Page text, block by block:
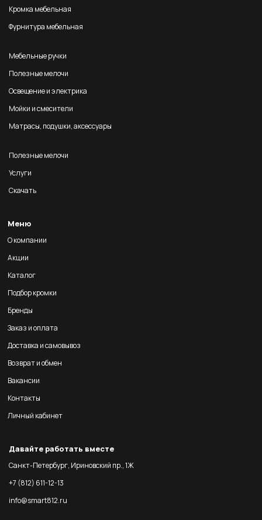
Кромка мебельная
Фурнитура мебельная
Мебельные ручки
Полезные мелочи
Освещение и электрика
Мойки и смесители
Матрасы, подушки, аксессуары
Полезные мелочи
Услуги
Скачать
Меню
О компании
Акции
Каталог
Подбор кромки
Бренды
Заказ и оплата
Доставка и самовывоз
Возврат и обмен
Вакансии
Контакты
Личный кабинет
Давайте работать вместе
Санкт-Петербург, Ириновский пр., 1Ж
+7 (812) 611-12-13
info@smart812.ru